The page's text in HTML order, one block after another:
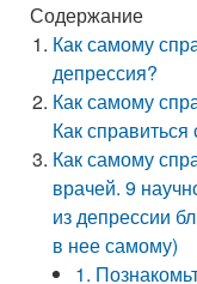
Содержание
Как самому
депрессия?
Как самому
Как
Как самому
врачей. 9
из депрессии
в нее самому)
1.